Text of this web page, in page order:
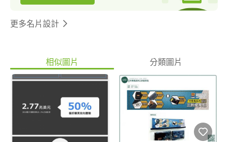
更多名片設計
相似圖片 分類圖片